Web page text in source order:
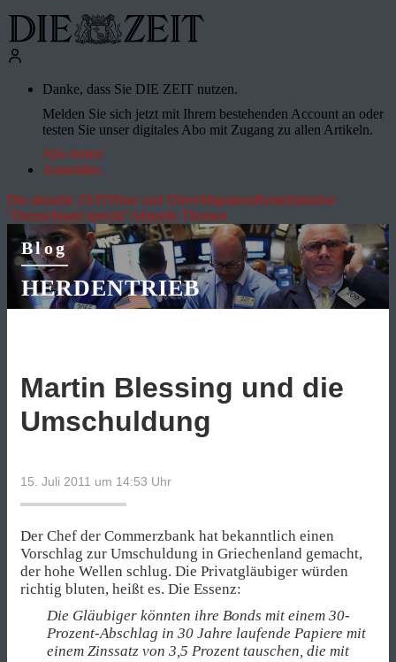
Danke, dass Sie DIE ZEIT nutzen.
Melden Sie sich jetzt mit Ihrem bestehenden Account an oder
testen Sie unser digitales Abo mit Zugang zu allen Artikeln.
Abo testen
Anmelden
Die aktuelle ZEITHitze und DürreMigrationRenteInitiative
"Deutschland spricht"Aktuelle Themen
Blog
HERDENTRIEB
Martin Blessing und die
Umschuldung
15. Juli 2011 um 14:53 Uhr
Der Chef der Commerzbank hat bekanntlich einen
Vorschlag zur Umschuldung in Griechenland gemacht,
der hohe Wellen schlug. Die Privatgläubiger würden
richtig bluten, heißt es. Die Essenz:
Die Gläubiger könnten ihre Bonds mit einem 30-
Prozent-Abschlag in 30 Jahre laufende Papiere mit
einem Zinssatz von 3,5 Prozent tauschen, die mit